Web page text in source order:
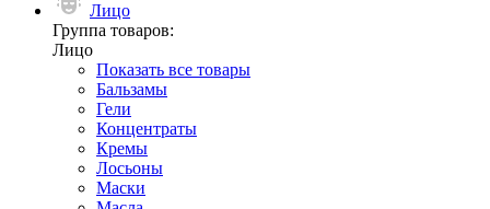
Лицо
Группа товаров:
Лицо
Показать все товары
Бальзамы
Гели
Концентраты
Кремы
Лосьоны
Маски